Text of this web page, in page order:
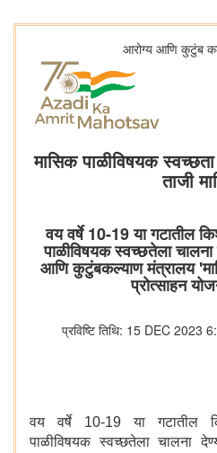
आरोग्य आणि कुटुंब
मासिक पाळीविषयक
ताजी
वय वर्षे 10-19 या गटातील
पाळीविषयक स्वच्छतेला
आणि कुटुंबकल्याण मंत्रालय
प्रोत्साहन
प्रविष्टि तिथि: 15 DEC
वय वर्षे 10-19 या गटातील
पाळीविषयक स्वच्छतेला चालना